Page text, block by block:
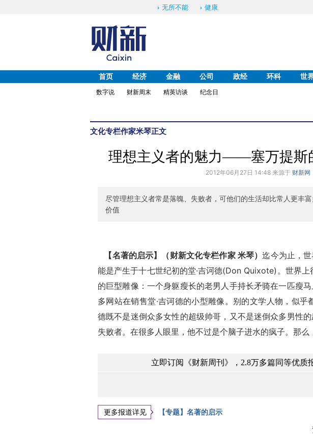
无所不能 健康
首页 经济 金融 公司 政经 环科 世
数字说
财新周末 精英访谈 纪念日
文化专栏作家米琴正文
理想主义者的魅力——塞万提斯
2012年06月27日 14:48 来源于 财新网
尽管理想主义者常是落魄、失败者，可他们的生活却比常人更丰
价值
【名著的启示】（财新文化专栏作家 米琴）迄今为止，
能是产生于十七世纪初的堂·吉诃德(Don Quixote)。世界上
的巨型雕像：一个身躯瘦长的老男人手持长矛骑在一匹瘦
多网站在销售堂·吉诃德的小型雕像。别的文学人物，似乎
德既不是迷倒众多女性的超级帅哥，又不是迷倒众多男性
失败者。在很多人眼里，他不过是个脑子进水的疯子。那么
立即订阅《财新周刊》，2.8万多篇同等优质
更多报道详见
【专题】名著的启示